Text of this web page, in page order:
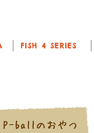
FISH 4 SERIES